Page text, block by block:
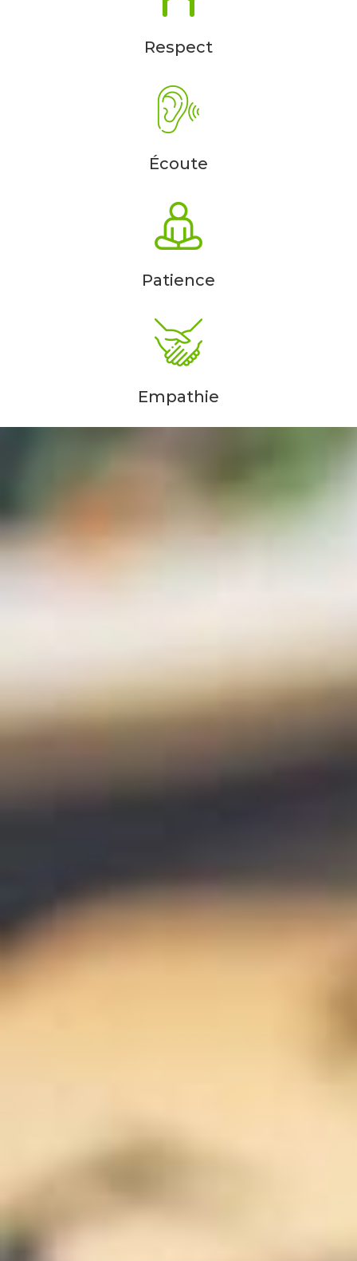
Respect
Écoute
Patience
Empathie